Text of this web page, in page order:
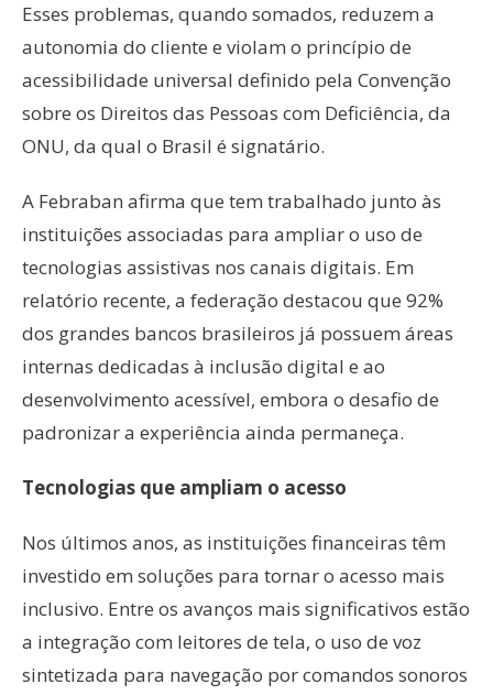
Esses problemas, quando somados, reduzem a
autonomia do cliente e violam o princípio de
acessibilidade universal definido pela Convenção
sobre os Direitos das Pessoas com Deficiência, da
ONU, da qual o Brasil é signatário.
A Febraban afirma que tem trabalhado junto às
instituições associadas para ampliar o uso de
tecnologias assistivas nos canais digitais. Em
relatório recente, a federação destacou que 92%
dos grandes bancos brasileiros já possuem áreas
internas dedicadas à inclusão digital e ao
desenvolvimento acessível, embora o desafio de
padronizar a experiência ainda permaneça.
Tecnologias que ampliam o acesso
Nos últimos anos, as instituições financeiras têm
investido em soluções para tornar o acesso mais
inclusivo. Entre os avanços mais significativos estão
a integração com leitores de tela, o uso de voz
sintetizada para navegação por comandos sonoros